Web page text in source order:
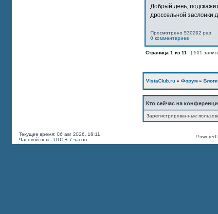
Добрый день,
дроссельной заслонки
Просмотрено 530292 раз
0 комментариев
Страница 1 из 11 [ 501
VistaClub.ru » Форум » Блоги
Кто сейчас на
Зарегистрированные
Текущее время: 06 авг 2026, 16:11
Часовой пояс: UTC + 7 часов
Powered